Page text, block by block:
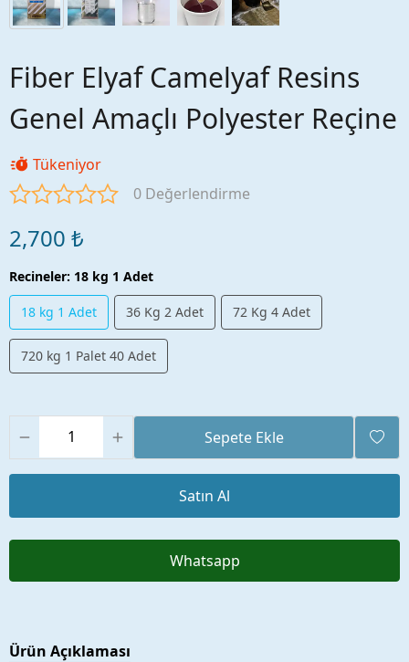
Fiber Elyaf Camelyaf Resins
Genel Amaçlı Polyester Reçine
Tükeniyor
0 Değerlendirme
2,700 ₺
Recineler: 18 kg 1 Adet
18 kg 1 Adet 36 Kg 2 Adet 72 Kg 4 Adet
720 kg 1 Palet 40 Adet
Sepete Ekle
Satın Al
Whatsapp
Ürün Açıklaması